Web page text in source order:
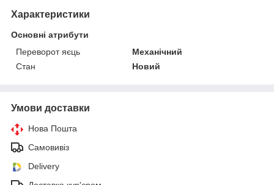
Характеристики
Основні атрибути
Переворот яєць
Механічний
Стан
Новий
Умови доставки
Нова Пошта
Самовивіз
Delivery